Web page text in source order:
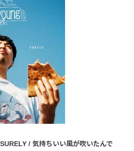
/ 気持ちいい風が吹いたんで